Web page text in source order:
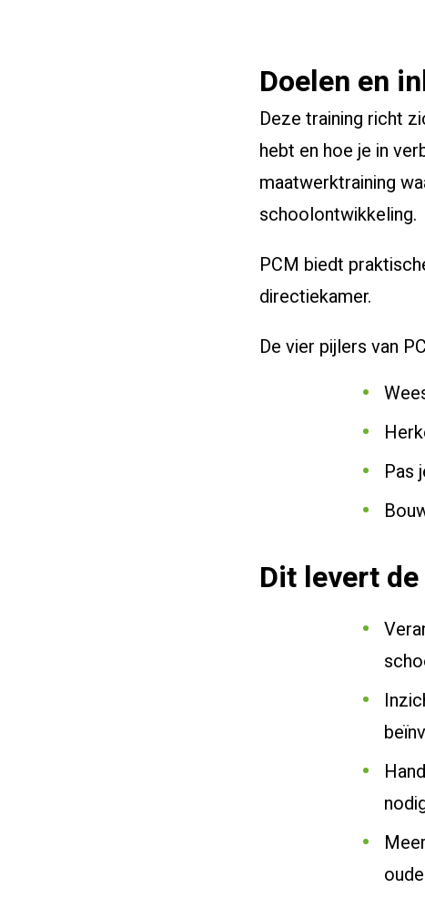
Doelen en
Deze training richt
hebt en hoe je in
maatwerktraining
schoolontwikkeling.
PCM biedt
directiekamer.
De vier pijlers van
Pas
Dit levert